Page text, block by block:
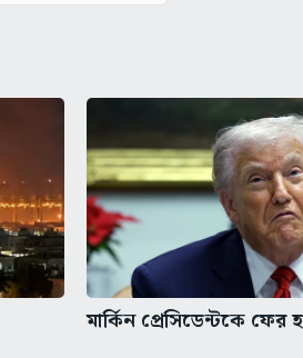
মার্কিন প্রেসিডেন্টকে ফের